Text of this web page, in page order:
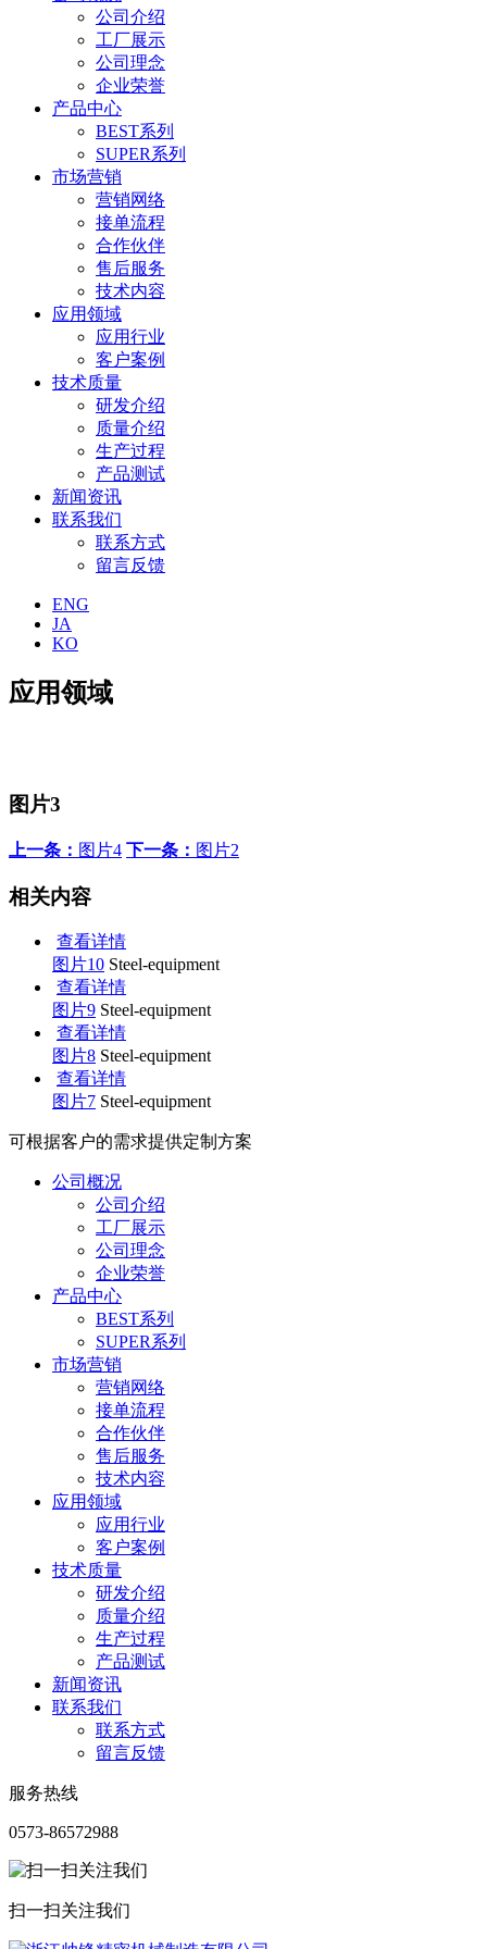
公司介绍
工厂展示
公司理念
企业荣誉
产品中心
BEST系列
SUPER系列
市场营销
营销网络
接单流程
合作伙伴
售后服务
技术内容
应用领域
应用行业
客户案例
技术质量
研发介绍
质量介绍
生产过程
产品测试
新闻资讯
联系我们
联系方式
留言反馈
ENG
JA
KO
应用领域
图片3
上一条： 图片4 下一条： 图片2
相关内容
查看详情
图片10 Steel-equipment
查看详情
图片9 Steel-equipment
查看详情
图片8 Steel-equipment
查看详情
图片7 Steel-equipment
可根据客户的需求提供定制方案
公司概况
公司介绍
工厂展示
公司理念
企业荣誉
产品中心
BEST系列
SUPER系列
市场营销
营销网络
接单流程
合作伙伴
售后服务
技术内容
应用领域
应用行业
客户案例
技术质量
研发介绍
质量介绍
生产过程
产品测试
新闻资讯
联系我们
联系方式
留言反馈
服务热线
0573-86572988
扫一扫关注我们